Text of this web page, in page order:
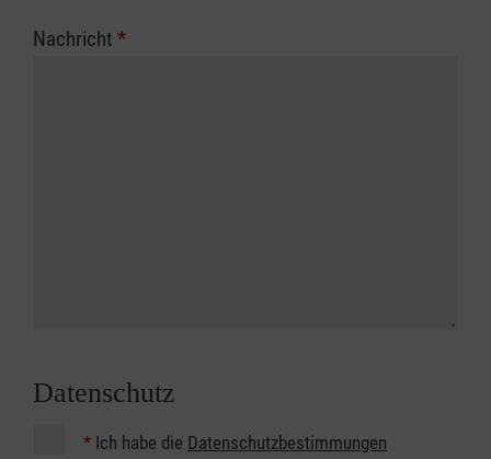
Nachricht *
Datenschutz
* Ich habe die Datenschutzbestimmungen